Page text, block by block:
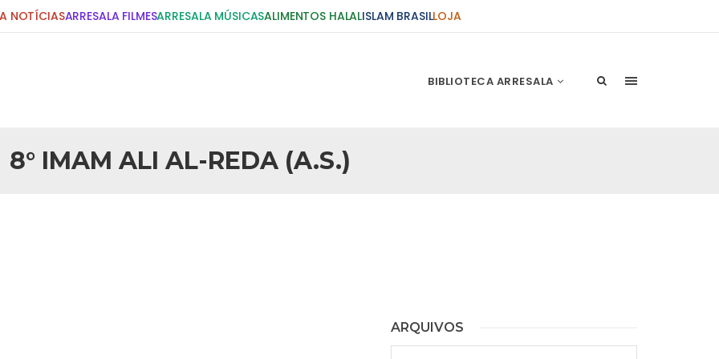
NOTÍCIASARRESALA FILMESARRESALA MÚSICASALIMENTOS HALALISLAM BRASILLOJA
BIBLIOTECA ARRESALA
8° IMAM ALI AL-REDA (A.S.)
ARQUIVOS
Arquivos